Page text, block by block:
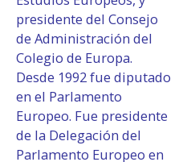
presidente del Consejo
de Administración del
Colegio de Europa.
Desde 1992 fue diputado
en el Parlamento
Europeo. Fue presidente
de la Delegación del
Parlamento Europeo en